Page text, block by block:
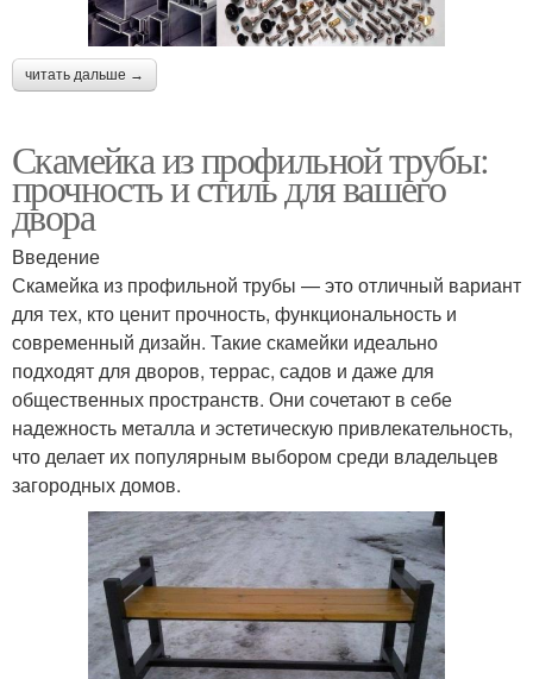
читать дальше →
Скамейка из профильной трубы:
прочность и стиль для вашего
двора
Введение
Скамейка из профильной трубы — это отличный вариант
для тех, кто ценит прочность, функциональность и
современный дизайн. Такие скамейки идеально
подходят для дворов, террас, садов и даже для
общественных пространств. Они сочетают в себе
надежность металла и эстетическую привлекательность,
что делает их популярным выбором среди владельцев
загородных домов.